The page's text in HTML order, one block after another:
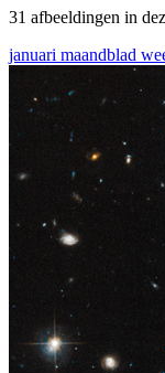
31 afbeeldingen in
januari maandblad